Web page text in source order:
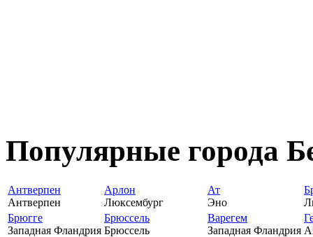
Популярные города
Антверпен
Антверпен
Арлон
Люксембург
Ат
Эно
Брюгге
Западная Фландрия
Брюссель
Брюссель
Варегем
Западная Фландрия